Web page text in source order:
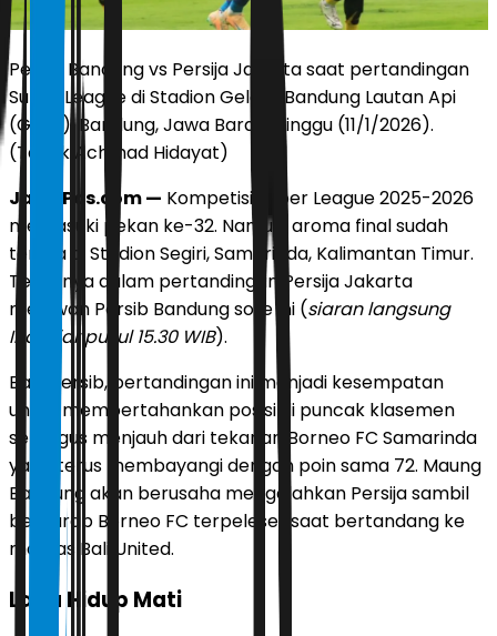
Persib Bandung vs Persija Jakarta saat pertandingan
Super League di Stadion Gelora Bandung Lautan Api
(GBLA), Bandung, Jawa Barat, Minggu (11/1/2026).
(Taofik Achmad Hidayat)
JawaPos.com — Kompetisi Super League 2025-2026
memasuki pekan ke-32. Namun, aroma final sudah
terasa di Stadion Segiri, Samarinda, Kalimantan Timur.
Tepatnya dalam pertandingan Persija Jakarta
melawan Persib Bandung sore ini (siaran langsung
Indosiar pukul 15.30 WIB).
Bagi Persib, pertandingan ini menjadi kesempatan
untuk mempertahankan posisi di puncak klasemen
sekaligus menjauh dari tekanan Borneo FC Samarinda
yang terus membayangi dengan poin sama 72. Maung
Bandung akan berusaha mengalahkan Persija sambil
berharap Borneo FC terpeleset saat bertandang ke
markas Bali United.
Laga Hidup Mati